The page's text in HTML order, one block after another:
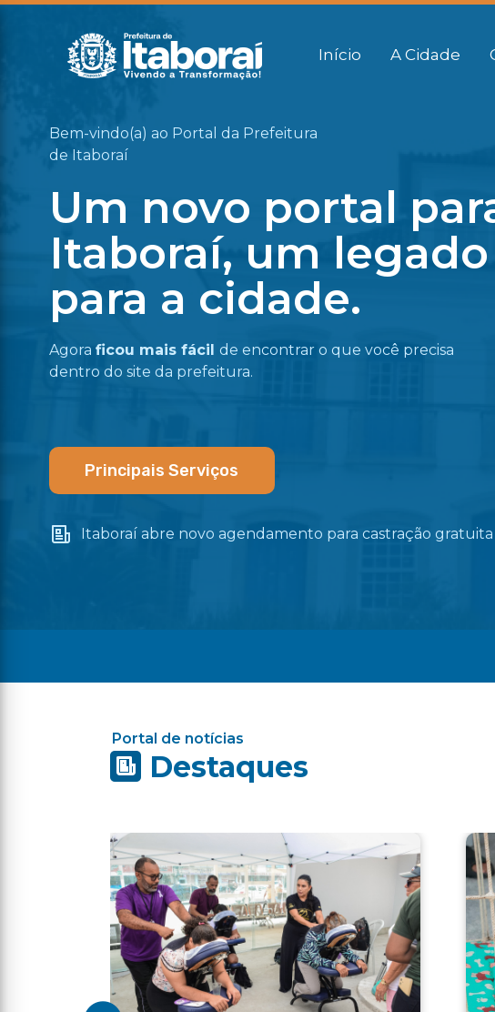
Início A Cidade
Bem-vindo(a) ao Portal da Prefeitura
de Itaboraí
Um novo portal
Itaboraí, um legado
para a cidade.
Agora ficou mais fácil de encontrar o que você precisa
dentro do site da prefeitura.
Principais Serviços
Itaboraí abre novo agendamento para castração gratuita
Portal de notícias
Destaques